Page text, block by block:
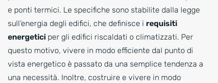
e ponti termici. Le specifiche sono stabilite dalla legge
sull’energia degli edifici, che definisce i requisiti
energetici per gli edifici riscaldati o climatizzati. Per
questo motivo, vivere in modo efficiente dal punto di
vista energetico è passato da una semplice tendenza a
una necessità. Inoltre, costruire e vivere in modo